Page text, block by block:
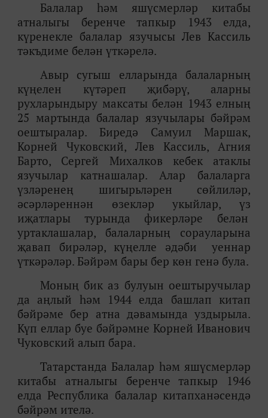
Балалар һәм яшүсмерләр китабы
атналыгы беренче тапкыр 1943 елда,
күренекле балалар язучысы Лев Кассиль
тәкъдиме белән үткәрелә.
Авыр сугыш елларында балаларның
күңелен күтәреп җибәрү, аларны
рухларындыру максаты белән 1943 елның
25 мартында балалар язучылары бәйрәм
оештыралар. Биредә Самуил Маршак,
Корней Чуковский, Лев Кассиль, Агния
Барто, Сергей Михалков кебек атаклы
язучылар катнашалар. Алар балаларга
үзләренең шигырьләрен сөйлиләр,
әсәрләреннән өзекләр укыйлар, үз
иҗатлары турында фикерләре белән
уртаклашалар, балаларның сорауларына
җавап бирәләр, күңелле әдәби
уеннар
үткәрәләр. Бәйрәм бары бер көн генә була.
Моның бик аз булуын оештыручылар
да аңлый һәм 1944 елда башлап китап
бәйрәме бер атна дәвамында уздырыла.
Күп еллар буе бәйрәмне Корней Иванович
Чуковский алып бара.
Татарстанда Балалар һәм яшүсмерләр
китабы атналыгы беренче тапкыр 1946
елда Республика балалар китапханәсендә
бәйрәм ителә.